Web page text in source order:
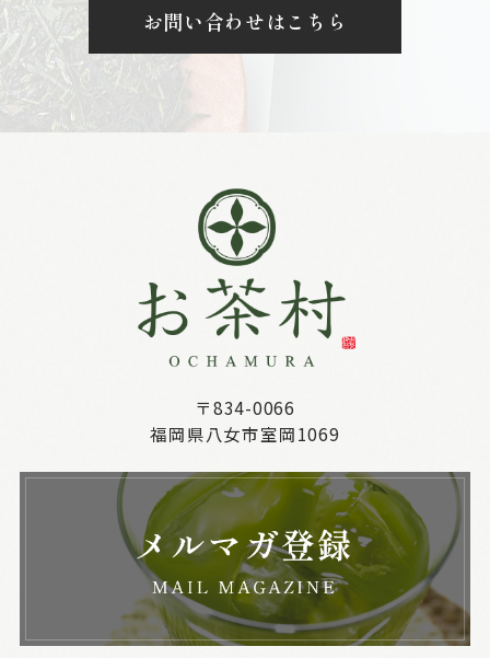
お問い合わせはこちら
〒834-0066
福岡県八女市室岡1069